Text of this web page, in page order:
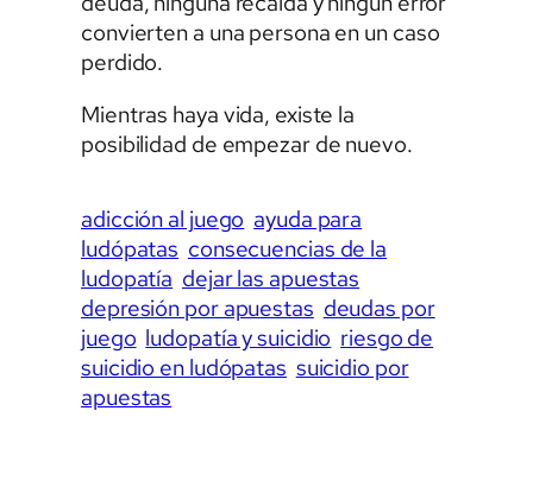
convierten a una persona en un caso
perdido.
Mientras haya vida, existe la
posibilidad de empezar de nuevo.
adicción al juego ayuda para
ludópatas consecuencias de la
ludopatía dejar las apuestas
depresión por apuestas deudas por
juego ludopatía y suicidio riesgo de
suicidio en ludópatas suicidio por
apuestas